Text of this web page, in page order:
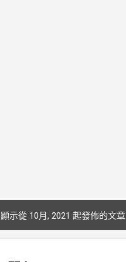
顯示從 10月, 2021 起發佈的文章